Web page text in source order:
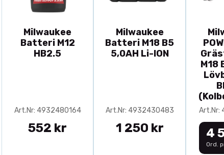
Milwaukee
Batteri M12
HB2.5
Art.Nr: 4932480164
552 kr
Milwaukee
Batteri M18 B5
5,0AH Li-ION
Art.Nr: 4932430483
1 250 kr
M18
Art.Nr:
4
Ord.